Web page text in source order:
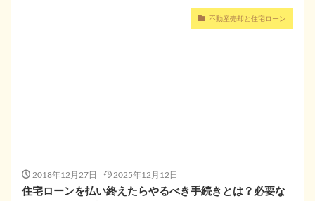
不動産売却と住宅ローン
2018年12月27日 2025年12月12日
住宅ローンを払い終えたらやるべき手続きとは？必要な